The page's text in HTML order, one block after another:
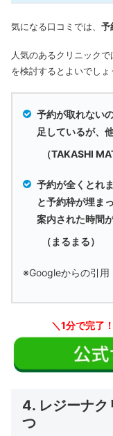
気になる口コミでは、 予
人気のあるクリニック
を検討するとよいでしょ
予約が取れない
足しているが、
（TAKASHI
予約が全くとれ
と予約枠が埋ま
案内された時間
（まるまる）
※Googleからの引用
＼1分で完了
4. レジーナク
つ